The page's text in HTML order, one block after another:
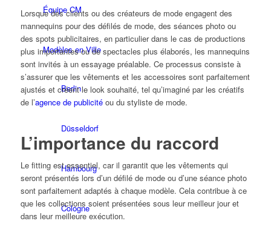
Équipe CM
Modèles en Ville
Berlin
Düsseldorf
Hambourg
Cologne
Lorsque des clients ou des créateurs de mode engagent des
mannequins pour des défilés de mode, des séances photo ou
des spots publicitaires, en particulier dans le cas de productions
plus importantes ou de spectacles plus élaborés, les mannequins
sont invités à un essayage préalable. Ce processus consiste à
s’assurer que les vêtements et les accessoires sont parfaitement
ajustés et créent le look souhaité, tel qu’imaginé par les créatifs
de l’agence de publicitéou du styliste de mode.
L’importance du raccord
Le fitting est essentiel, car il garantit que les vêtements qui
seront présentés lors d’un défilé de mode ou d’une séance photo
sont parfaitement adaptés à chaque modèle. Cela contribue à ce
que les collections soient présentées sous leur meilleur jour et
dans leur meilleure exécution.